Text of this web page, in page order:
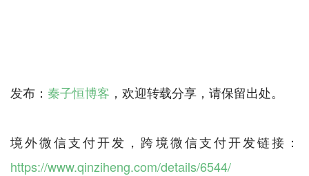
发布： 秦子恒博客 ，欢迎转载分享，请保留出处。
境外微信支付开发，跨境微信支付开发链接：
https://www.qinziheng.com/details/6544/